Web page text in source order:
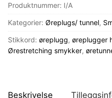
Produktnummer: I/A
Kategorier: Øreplugs/ tunnel,
Stikkord: øreplugg, øreplugger
Ørestretching smykker,
Beskrivelse